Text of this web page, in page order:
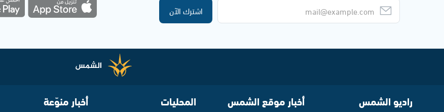
اشترك الآن
راديو الشمس أخبار موقع الشمس المحليات أخبار منوّعة